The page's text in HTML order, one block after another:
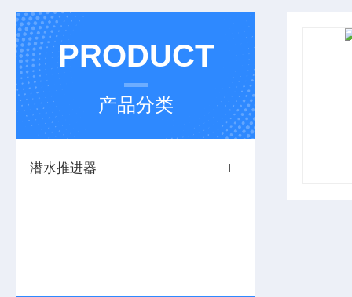
PRODUCT
产品分类
潜水推进器